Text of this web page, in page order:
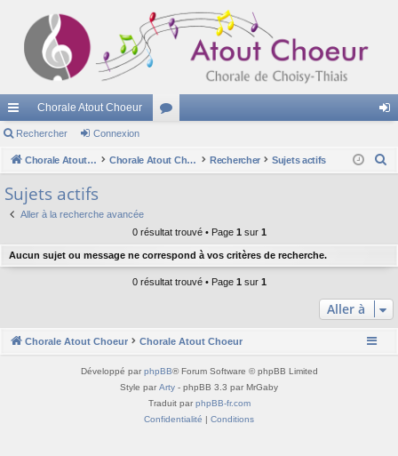
cc
ès
ra
pi
Chorale Atout Choeur
u ne
Rechercher Connexion
Chorale Atout Choeur Chorale Atout Choeur Rechercher Sujets actifs
e
Sujets actifs
Aller à la recherche avancée
0 résultat trouvé • Page 1 sur 1
Aucun sujet ou message ne correspond à vos critères de recherche.
0 résultat trouvé • Page 1 sur 1
Aller à
Chorale Atout Choeur Chorale Atout Choeur
Développé par phpBB® Forum Software © phpBB Limited
Style par Arty - phpBB 3.3 par MrGaby
Traduit par phpBB-fr.com
Confidentialité | Conditions